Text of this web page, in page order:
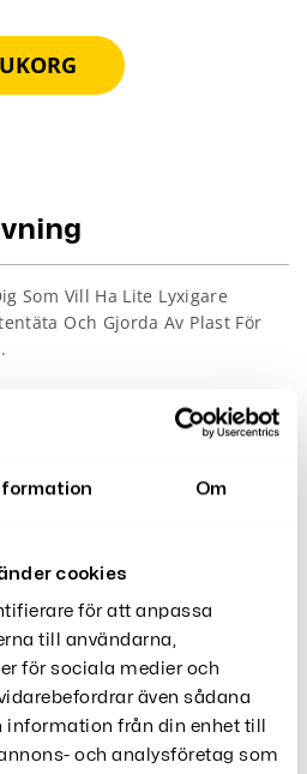
Om
cookies
för att anpassa
till användarna,
för sociala medier och
även sådana
från din enhet till
och analysföretag som
Som Vill Ha Lite Lyxigare
Och Gjorda Av Plast För